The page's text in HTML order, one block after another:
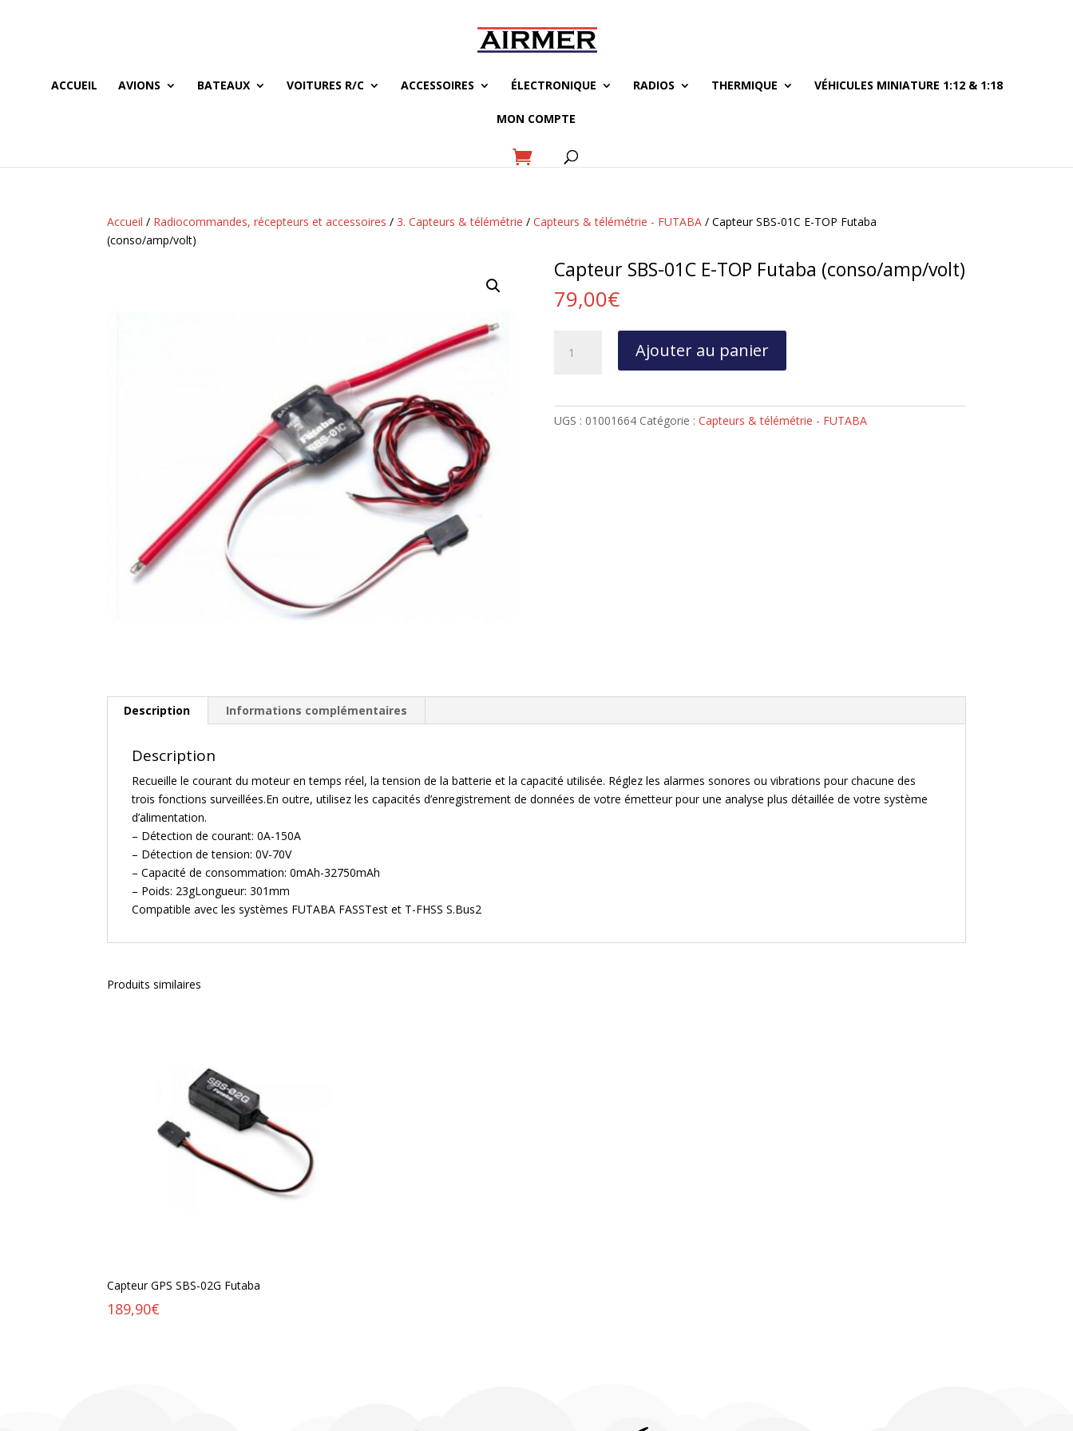
ACCUEIL AVIONS BATEAUX VOITURES R/C ACCESSOIRES ÉLECTRONIQUE RADIOS THERMIQUE VÉHICULES MINIATURE 1:12 & 1:18
MON COMPTE
Accueil / Radiocommandes, récepteurs et accessoires / 3. Capteurs & télémétrie /Capteurs & télémétrie - FUTABA / Capteur SBS-01C E-TOP Futaba
(conso/amp/volt)
Capteur SBS-01C E-TOP Futaba (conso/amp/volt)
79,00€
Ajouter au panier
UGS : 01001664 Catégorie : Capteurs & télémétrie - FUTABA
Description Informations complémentaires
Description
Recueille le courant du moteur en temps réel, la tension de la batterie et la capacité utilisée. Réglez les alarmes sonores ou vibrations pour chacune des
trois fonctions surveillées.En outre, utilisez les capacités d’enregistrement de données de votre émetteur pour une analyse plus détaillée de votre système
d’alimentation.
– Détection de courant: 0A-150A
– Détection de tension: 0V-70V
– Capacité de consommation: 0mAh-32750mAh
– Poids: 23gLongueur: 301mm
Compatible avec les systèmes FUTABA FASSTest et T-FHSS S.Bus2
Produits similaires
Capteur GPS SBS-02G Futaba
189,90€